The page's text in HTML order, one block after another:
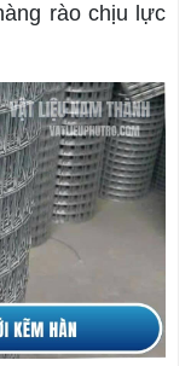
rào chịu lực